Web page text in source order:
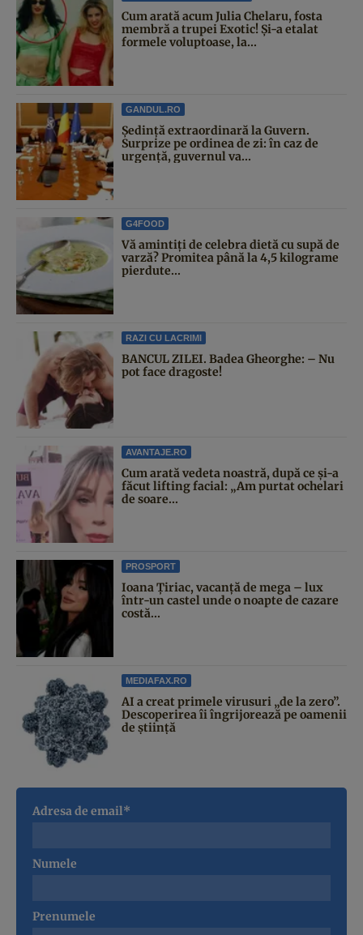
Cum arată acum Julia Chelaru, fosta
membră a trupei Exotic! Și-a etalat
formele voluptoase, la...
GANDUL.RO
Şedinţă extraordinară la Guvern.
Surprize pe ordinea de zi: în caz de
urgență, guvernul va...
G4FOOD
Vă amintiți de celebra dietă cu supă de
varză? Promitea până la 4,5 kilograme
pierdute...
RAZI CU LACRIMI
BANCUL ZILEI. Badea Gheorghe: – Nu
pot face dragoste!
AVANTAJE.RO
Cum arată vedeta noastră, după ce și-a
făcut lifting facial: „Am purtat ochelari
de soare...
PROSPORT
Ioana Țiriac, vacanță de mega – lux
într-un castel unde o noapte de cazare
costă...
MEDIAFAX.RO
AI a creat primele virusuri „de la zero”.
Descoperirea îi îngrijorează pe oamenii
de știință
Adresa de email*
Numele
Prenumele